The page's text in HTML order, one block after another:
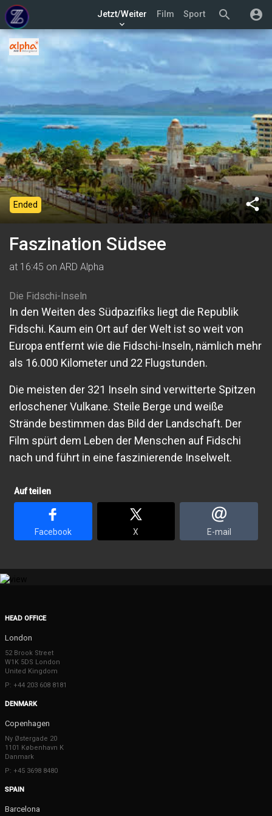
search account_circle
Jetzt/Weiter
keyboard_arrow_down
Film Sport
share
Ended
Faszination Südsee
at 16:45 on ARD Alpha
Die Fidschi-Inseln
In den Weiten des Südpazifiks liegt die Republik
Fidschi. Kaum ein Ort auf der Welt ist so weit von
Europa entfernt wie die Fidschi-Inseln, nämlich mehr
als 16.000 Kilometer und 22 Flugstunden.
Die meisten der 321 Inseln sind verwitterte Spitzen
erloschener Vulkane. Steile Berge und weiße
Strände bestimmen das Bild der Landschaft. Der
Film spürt dem Leben der Menschen auf Fidschi
nach und führt in eine faszinierende Inselwelt.
Auf teilen
Facebook X E-mail
HEAD OFFICE
London
52 Brook Street
W1K 5DS London
United Kingdom
P: +44 203 608 8181
DENMARK
Copenhagen
Ny Østergade 20
1101 København K
Danmark
P: +45 3698 8480
SPAIN
Barcelona